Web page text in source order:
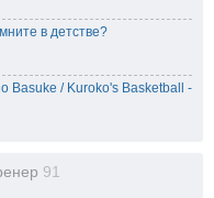
в детстве?
Basuke / Kuroko's Basketball -
91